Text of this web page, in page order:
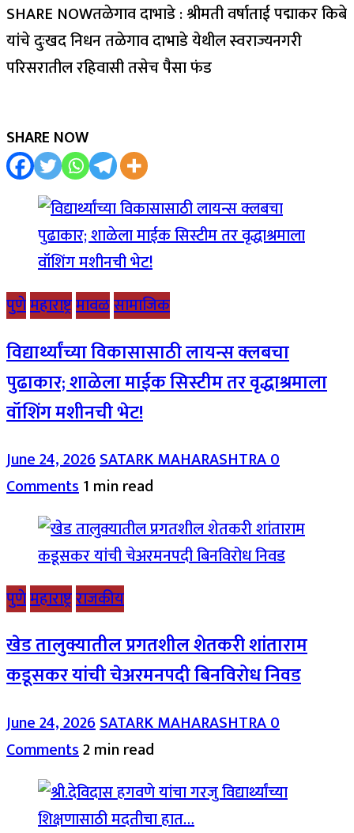
SHARE NOWतळेगाव दाभाडे : श्रीमती वर्षाताई पद्माकर किबे
यांचे दुःखद निधन तळेगाव दाभाडे येथील स्वराज्यनगरी
परिसरातील रहिवासी तसेच पैसा फंड
SHARE NOW
पुणेमहाराष्ट्रमावळसामाजिक
विद्यार्थ्यांच्या विकासासाठी लायन्स क्लबचा
पुढाकार; शाळेला माईक सिस्टीम तर वृद्धाश्रमाला
वॉशिंग मशीनची भेट!
June 24, 2026SATARK MAHARASHTRA0
Comments1 min read
पुणेमहाराष्ट्रराजकीय
खेड तालुक्यातील प्रगतशील शेतकरी शांताराम
कडूसकर यांची चेअरमनपदी बिनविरोध निवड
June 24, 2026SATARK MAHARASHTRA0
Comments2 min read